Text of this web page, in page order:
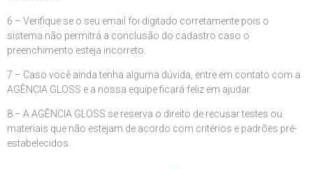
6 – Verifique se o seu email foi digitado corretamente pois o
sistema não permitrá a conclusão do cadastro caso o
preenchimento esteja incorreto.
7 – Caso você ainda tenha alguma dúvida, entre em contato com a
AGÊNCIA GLOSS e a nossa equipe ficará feliz em ajudar.
8 – A AGÊNCIA GLOSS se reserva o direito de recusar testes ou
materiais que não estejam de acordo com critérios e padrões pré-
estabelecidos.